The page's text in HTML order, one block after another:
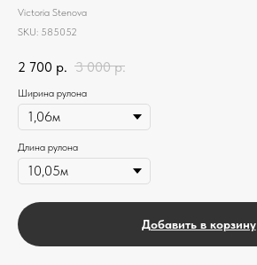
Victoria Stenova
SKU: 585052
2 700 р. 3 000 р.
Ширина рулона
Длина рулона
Добавить в корзину